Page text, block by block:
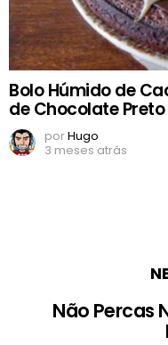
Bolo Húmido de
de Chocolate
porHugo
3 meses atrás
Não Percas